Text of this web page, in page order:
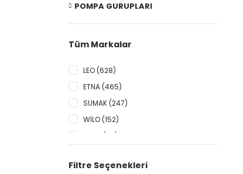
POMPA GURUPLARI
Tüm Markalar
LEO (628)
ETNA (465)
SUMAK (247)
WİLO (152)
EMPO (97)
VORTEX (70)
Filtre Seçenekleri